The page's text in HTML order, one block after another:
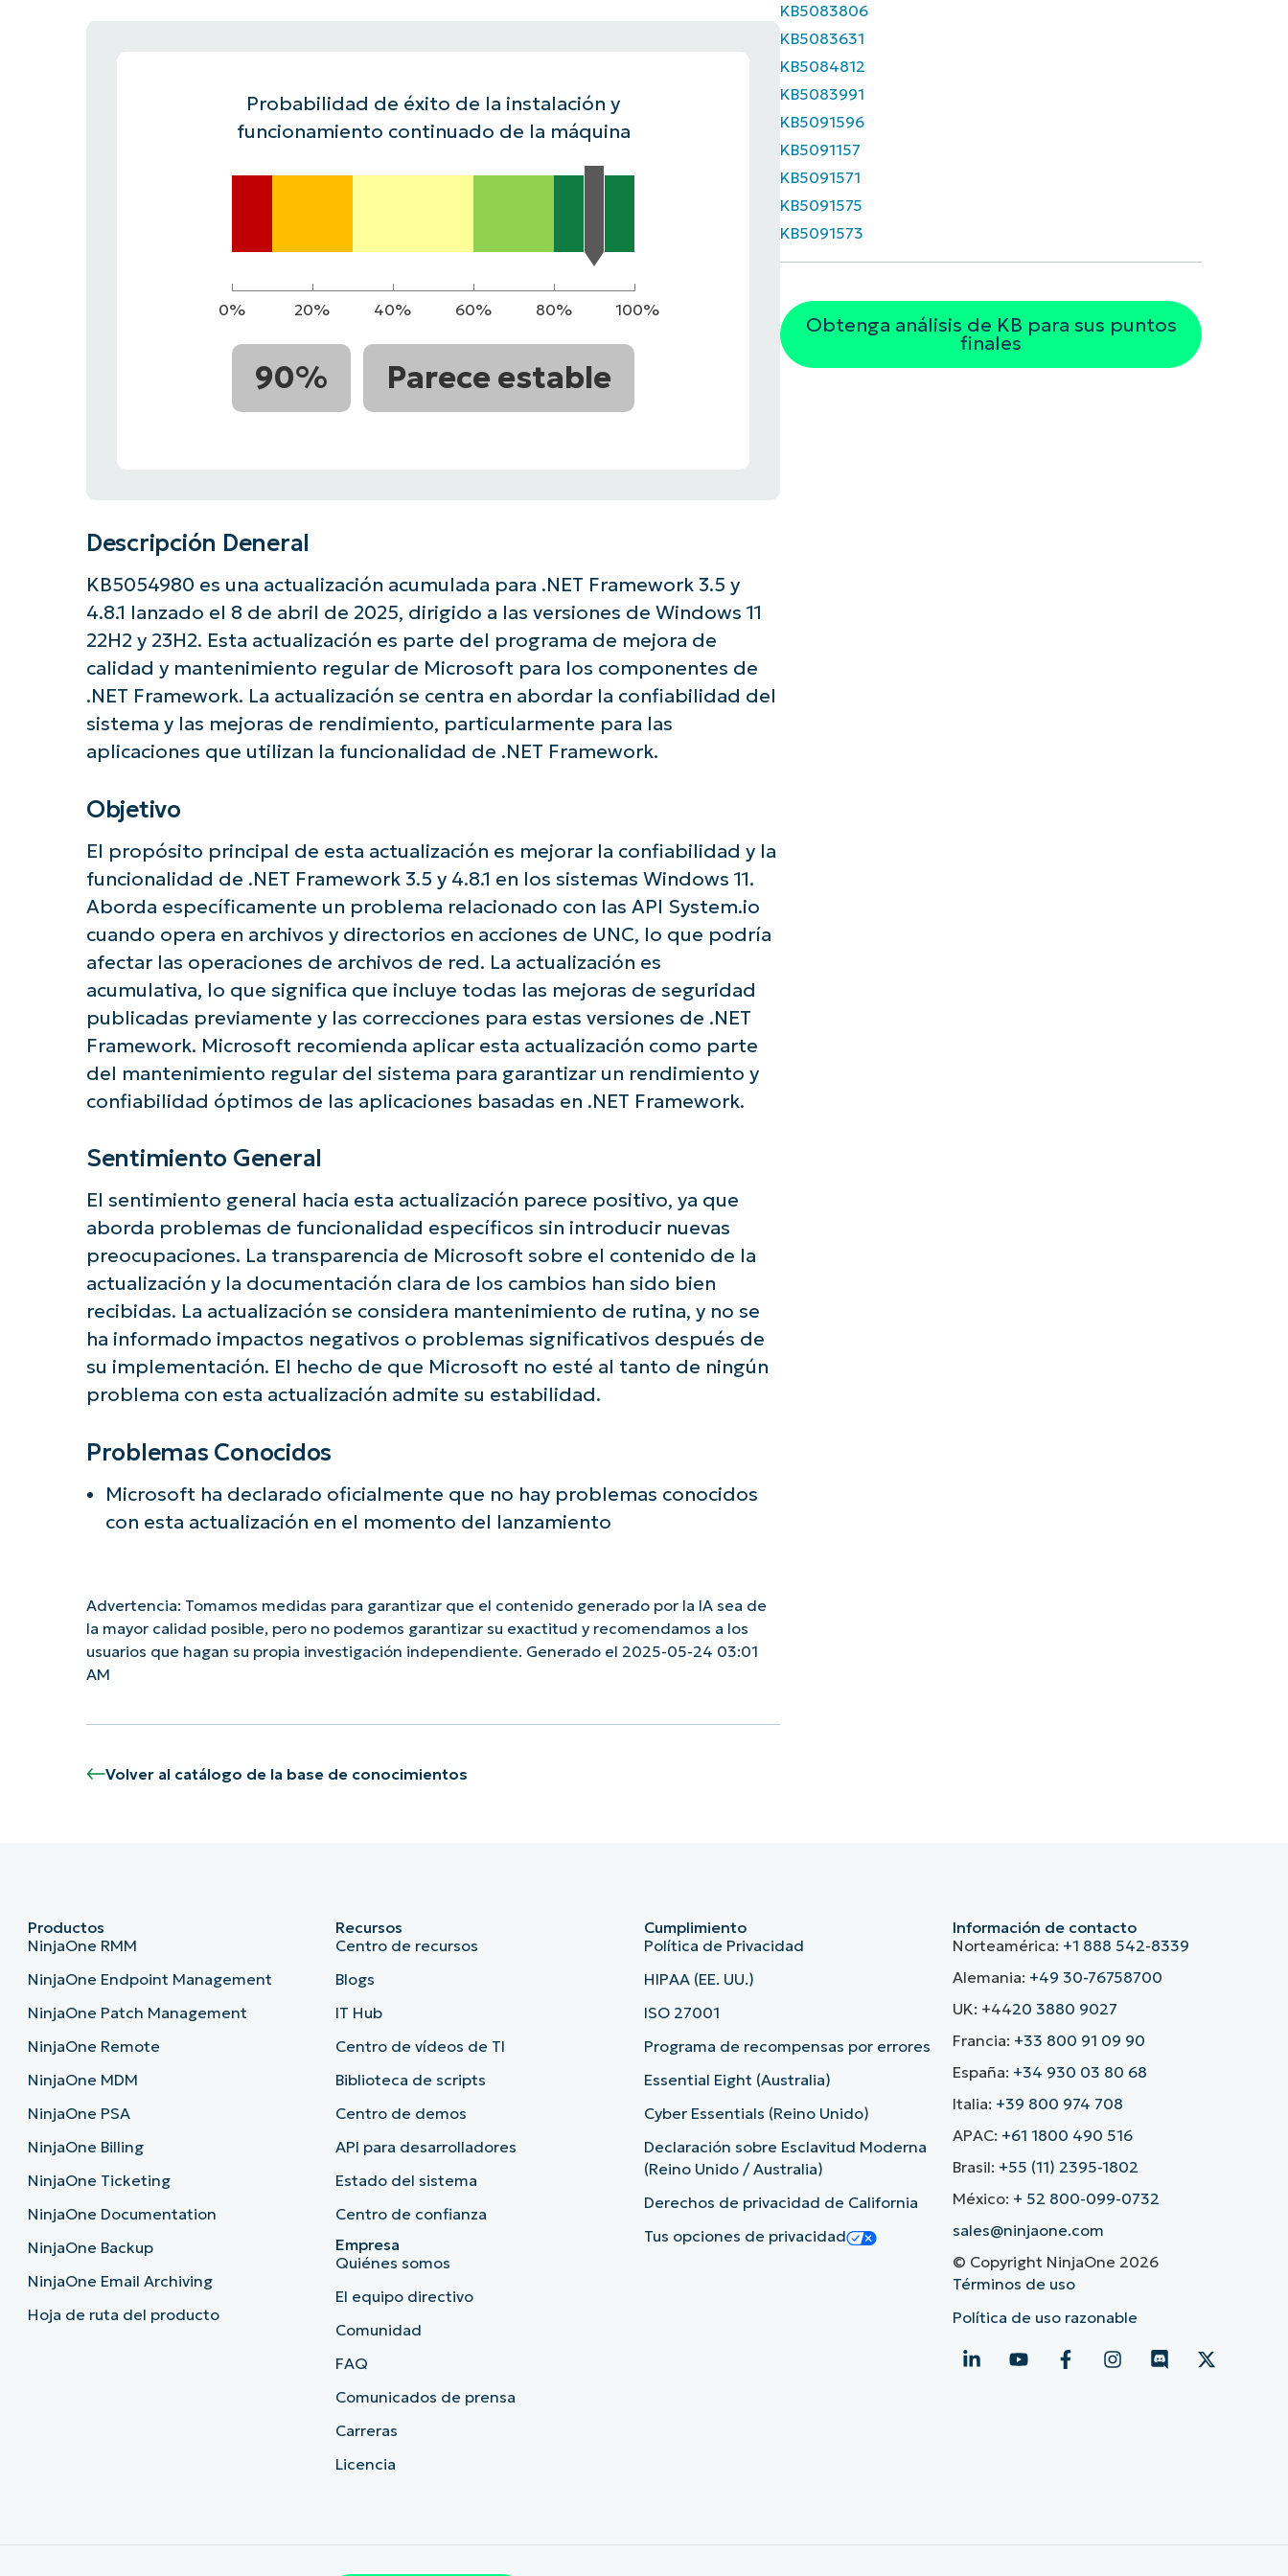
Probabilidad de éxito de la instalación y
funcionamiento continuado de la máquina
0% 20% 40% 60% 80% 100%
90% Parece estable
Descripción Deneral
KB5054980 es una actualización acumulada para .NET Framework 3.5 y
4.8.1 lanzado el 8 de abril de 2025, dirigido a las versiones de Windows 11
22H2 y 23H2. Esta actualización es parte del programa de mejora de
calidad y mantenimiento regular de Microsoft para los componentes de
.NET Framework. La actualización se centra en abordar la confiabilidad del
sistema y las mejoras de rendimiento, particularmente para las
aplicaciones que utilizan la funcionalidad de .NET Framework.
Objetivo
El propósito principal de esta actualización es mejorar la confiabilidad y la
funcionalidad de .NET Framework 3.5 y 4.8.1 en los sistemas Windows 11.
Aborda específicamente un problema relacionado con las API System.io
cuando opera en archivos y directorios en acciones de UNC, lo que podría
afectar las operaciones de archivos de red. La actualización es
acumulativa, lo que significa que incluye todas las mejoras de seguridad
publicadas previamente y las correcciones para estas versiones de .NET
Framework. Microsoft recomienda aplicar esta actualización como parte
del mantenimiento regular del sistema para garantizar un rendimiento y
confiabilidad óptimos de las aplicaciones basadas en .NET Framework.
Sentimiento General
El sentimiento general hacia esta actualización parece positivo, ya que
aborda problemas de funcionalidad específicos sin introducir nuevas
preocupaciones. La transparencia de Microsoft sobre el contenido de la
actualización y la documentación clara de los cambios han sido bien
recibidas. La actualización se considera mantenimiento de rutina, y no se
ha informado impactos negativos o problemas significativos después de
su implementación. El hecho de que Microsoft no esté al tanto de ningún
problema con esta actualización admite su estabilidad.
Problemas Conocidos
Microsoft ha declarado oficialmente que no hay problemas conocidos
con esta actualización en el momento del lanzamiento
Advertencia: Tomamos medidas para garantizar que el contenido generado por la IA sea de
la mayor calidad posible, pero no podemos garantizar su exactitud y recomendamos a los
usuarios que hagan su propia investigación independiente. Generado el 2025-05-24 03:01
AM
Volver al catálogo de la base de conocimientos
KB5083806
KB5083631
KB5084812
KB5083991
KB5091596
KB5091157
KB5091571
KB5091575
KB5091573
Obtenga análisis de KB para sus puntos
finales
¡Empiece con los análisis de KB basados en IA de NinjaOne!
First
and
last
name*
Business
email*
Phone
number*
Company
name*
Productos
NinjaOne RMM
NinjaOne Endpoint Management
NinjaOne Patch Management
NinjaOne Remote
NinjaOne MDM
NinjaOne PSA
NinjaOne Billing
NinjaOne Ticketing
NinjaOne Documentation
NinjaOne Backup
NinjaOne Email Archiving
Hoja de ruta del producto
Recursos
Centro de recursos
Blogs
IT Hub
Centro de vídeos de TI
Biblioteca de scripts
Centro de demos
API para desarrolladores
Estado del sistema
Centro de confianza
Empresa
Quiénes somos
El equipo directivo
Comunidad
FAQ
Comunicados de prensa
Carreras
Licencia
Cumplimiento
Política de Privacidad
HIPAA (EE. UU.)
ISO 27001
Programa de recompensas por errores
Essential Eight (Australia)
Cyber Essentials (Reino Unido)
Declaración sobre Esclavitud Moderna
(Reino Unido / Australia)
Derechos de privacidad de California
Tus opciones de privacidad
Información de contacto
Norteamérica: +1 888 542-8339
Alemania: +49 30-76758700
UK: +4420 3880 9027
Francia: +33 800 91 09 90
España: +34 930 03 80 68
Italia: +39 800 974 708
APAC: +61 1800 490 516
Brasil: +55 (11) 2395-1802
México: + 52 800-099-0732
sales@ninjaone.com
© Copyright NinjaOne 2026
Términos de uso
Política de uso razonable